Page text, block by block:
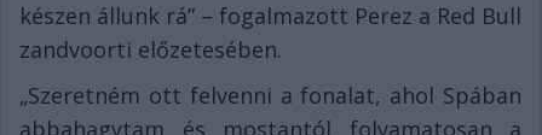
készen állunk rá” – fogalmazott Perez a Red Bull
zandvoorti előzetesében.
„Szeretném ott felvenni a fonalat, ahol Spában